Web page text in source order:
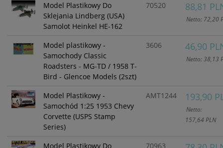
Model Plastikowy Do
Sklejania Lindberg (USA)
Samolot Heinkel HE-162
70520 88,81
Netto: 72,20
Model plastikowy -
Samochody Classic
Roadsters - MG-TD / 1958 T-
Bird - Glencoe Models (2szt)
3606 46,90
Netto: 38,13
Model Plastikowy -
Samochód 1:25 1953 Chevy
Corvette (USPS Stamp
Series)
AMT1244 193,90
Netto:
157,64 PLN
Model Plastikowy Do 70963